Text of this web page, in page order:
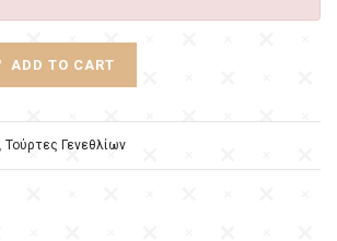
ADD TO CART
, Τούρτες Γενεθλίων